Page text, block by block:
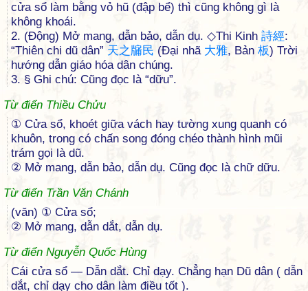
cửa sổ làm bằng vỏ hũ (đập bể) thì cũng không gì là
không khoái.
2. (Động) Mở mang, dẫn bảo, dẫn dụ. ◇Thi Kinh 詩經:
“Thiên chi dũ dân” 天之牖民 (Đại nhã 大雅, Bản 板) Trời
hướng dẫn giáo hóa dân chúng.
3. § Ghi chú: Cũng đọc là “dữu”.
Từ điển Thiều Chửu
① Cửa sổ, khoét giữa vách hay tường xung quanh có
khuôn, trong có chấn song đóng chéo thành hình mũi
trám gọi là dũ.
② Mở mang, dẫn bảo, dẫn dụ. Cũng đọc là chữ dữu.
Từ điển Trần Văn Chánh
(văn) ① Cửa sổ;
② Mở mang, dẫn dắt, dẫn dụ.
Từ điển Nguyễn Quốc Hùng
Cái cửa sổ — Dẫn dắt. Chỉ dạy. Chẳng hạn Dũ dân ( dẫn
dắt, chỉ dạy cho dân làm điều tốt ).